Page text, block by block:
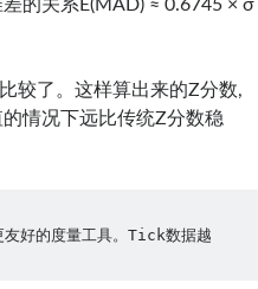
的关系E(MAD) ≈ 0.6745 × σ
较了。这样算出来的Z分数,
情况下远比传统Z分数稳
友好的度量工具。Tick数据越